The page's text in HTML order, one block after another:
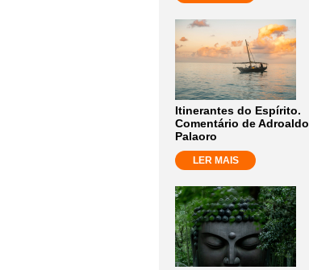
Itinerantes do Espírito.
Comentário de Adroaldo
Palaoro
LER MAIS